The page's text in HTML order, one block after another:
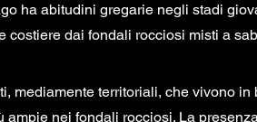
ha abitudini gregarie negli stadi
costiere dai fondali rocciosi misti a
mediamente territoriali, che vivono
ampie nei fondali rocciosi. La